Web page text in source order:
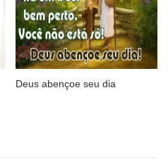
Deus abençoe seu dia